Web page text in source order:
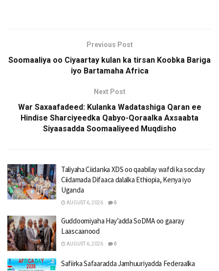
Previous Post
Soomaaliya oo Ciyaartay kulan ka tirsan Koobka Bariga
iyo Bartamaha Africa
Next Post
War Saxaafadeed: Kulanka Wadatashiga Qaran ee
Hindise Sharciyeedka Qabyo-Qoraalka Axsaabta
Siyaasadda Soomaaliyeed Muqdisho
Taliyaha Ciidanka XDS oo qaabilay wafdi ka socday
Ciidamada Difaaca dalalka Ethiopia, Kenya iyo
Uganda
AUGUST 6, 2026 0
Guddoomiyaha Hay’adda SoDMA oo gaaray
Laascaanood
AUGUST 6, 2026 0
Safiirka Safaaradda Jamhuuriyadda Federaalka